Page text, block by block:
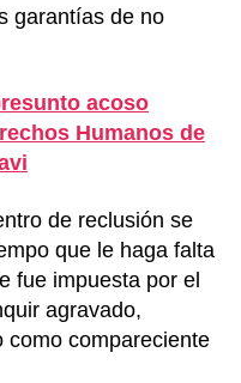
garantías de no
acoso
Humanos de
de reclusión se
que le haga falta
fue impuesta por el
agravado,
como compareciente